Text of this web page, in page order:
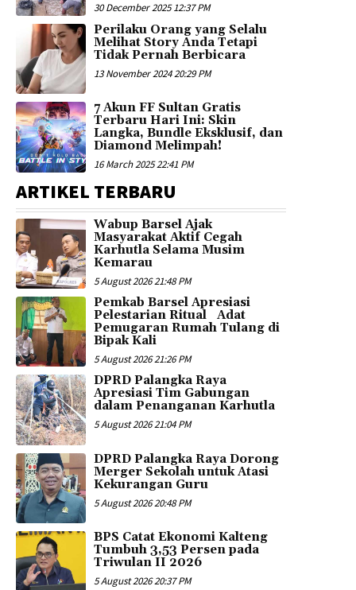
30 December 2025 12:37 PM
Perilaku Orang yang Selalu
Melihat Story Anda Tetapi
Tidak Pernah Berbicara
13 November 2024 20:29 PM
7 Akun FF Sultan Gratis
Terbaru Hari Ini: Skin
Langka, Bundle Eksklusif, dan
Diamond Melimpah!
16 March 2025 22:41 PM
ARTIKEL TERBARU
Wabup Barsel Ajak
Masyarakat Aktif Cegah
Karhutla Selama Musim
Kemarau
5 August 2026 21:48 PM
Pemkab Barsel Apresiasi
Pelestarian Ritual Adat
Pemugaran Rumah Tulang di
Bipak Kali
5 August 2026 21:26 PM
DPRD Palangka Raya
Apresiasi Tim Gabungan
dalam Penanganan Karhutla
5 August 2026 21:04 PM
DPRD Palangka Raya Dorong
Merger Sekolah untuk Atasi
Kekurangan Guru
5 August 2026 20:48 PM
BPS Catat Ekonomi Kalteng
Tumbuh 3,53 Persen pada
Triwulan II 2026
5 August 2026 20:37 PM